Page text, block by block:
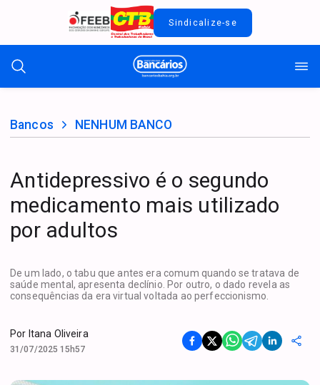
Sindicalize-se
Bancos NENHUM BANCO
Antidepressivo é o segundo
medicamento mais utilizado
por adultos
De um lado, o tabu que antes era comum quando se tratava de
saúde mental, apresenta declínio. Por outro, o dado revela as
consequências da era virtual voltada ao perfeccionismo.
Por Itana Oliveira
31/07/2025 15h57